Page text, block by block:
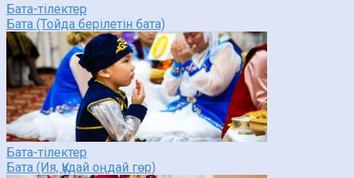
Бата-тілектер
Бата (Тойда берілетін бата)
Бата-тілектер
Бата (Ия, Құдай оңдай гөр)